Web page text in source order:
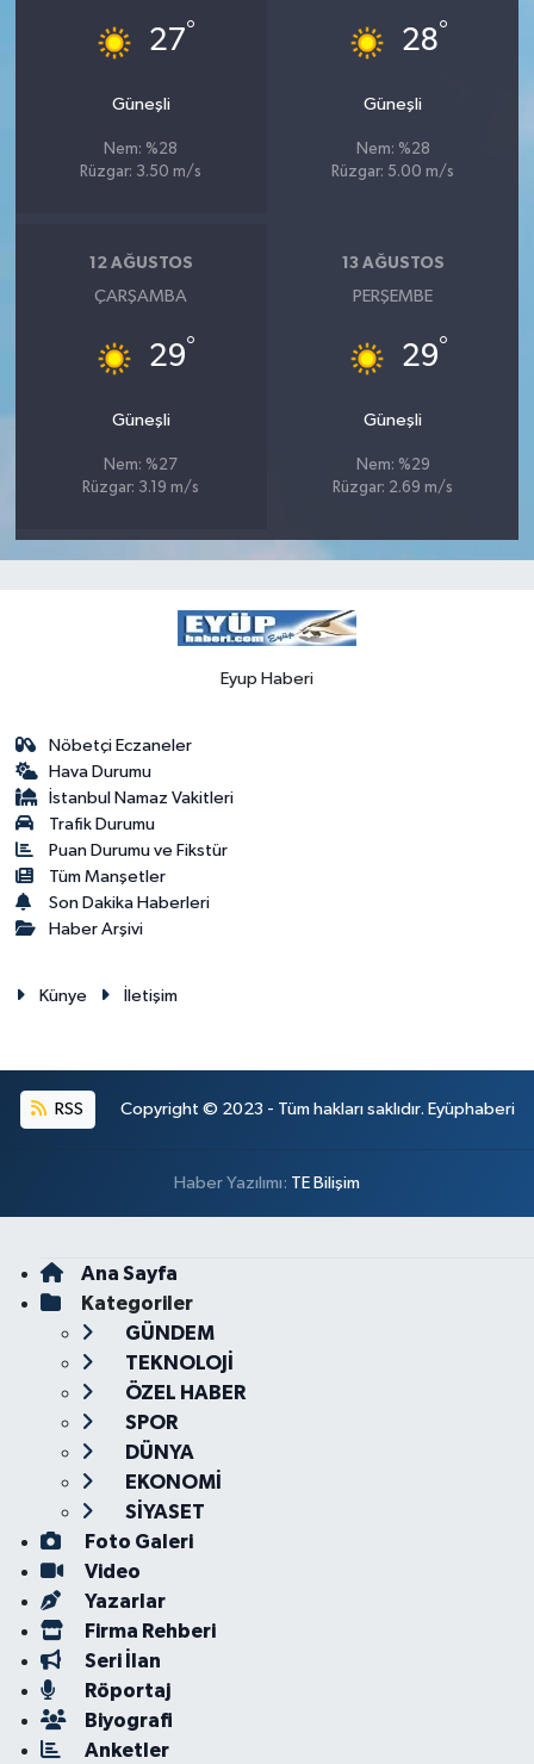
27°
Güneşli
Nem: %28
Rüzgar: 3.50 m/s
28°
Güneşli
Nem: %28
Rüzgar: 5.00 m/s
12 AĞUSTOS
ÇARŞAMBA
29°
Güneşli
Nem: %27
Rüzgar: 3.19 m/s
13 AĞUSTOS
PERŞEMBE
29°
Güneşli
Nem: %29
Rüzgar: 2.69 m/s
Eyup Haberi
Nöbetçi Eczaneler
Hava Durumu
İstanbul Namaz Vakitleri
Trafik Durumu
Puan Durumu ve Fikstür
Tüm Manşetler
Son Dakika Haberleri
Haber Arşivi
Künye İletişim
RSS Copyright © 2023 - Tüm hakları saklıdır. Eyüphaberi
Haber Yazılımı: TE Bilişim
Ana Sayfa
Kategoriler
GÜNDEM
TEKNOLOJİ
ÖZEL HABER
SPOR
DÜNYA
EKONOMİ
SİYASET
Foto Galeri
Video
Yazarlar
Firma Rehberi
Seri İlan
Röportaj
Biyografi
Anketler